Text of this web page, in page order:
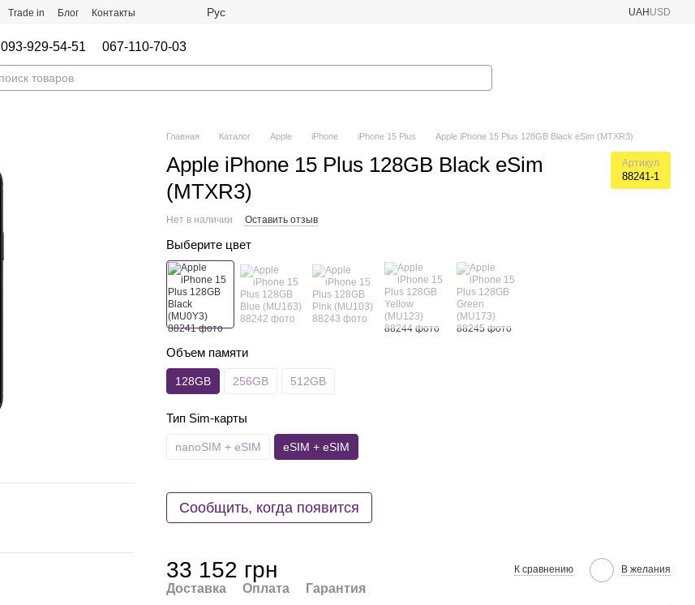
Trade in Блог Контакты Рус UAH USD
093-929-54-51 067-110-70-03
Главная Каталог Apple iPhone iPhone 15 Plus Apple iPhone 15 Plus 128GB Black eSim (MTXR3)
Apple iPhone 15 Plus 128GB Black eSim
(MTXR3)
Артикул
88241-1
Нет в наличии Оставить отзыв
Выберите цвет
Объем памяти
128GB 256GB 512GB
Тип Sim-карты
nanoSIM + eSIM eSIM + eSIM
Сообщить, когда появится
33 152 грн К сравнению В желания
Доставка Оплата Гарантия